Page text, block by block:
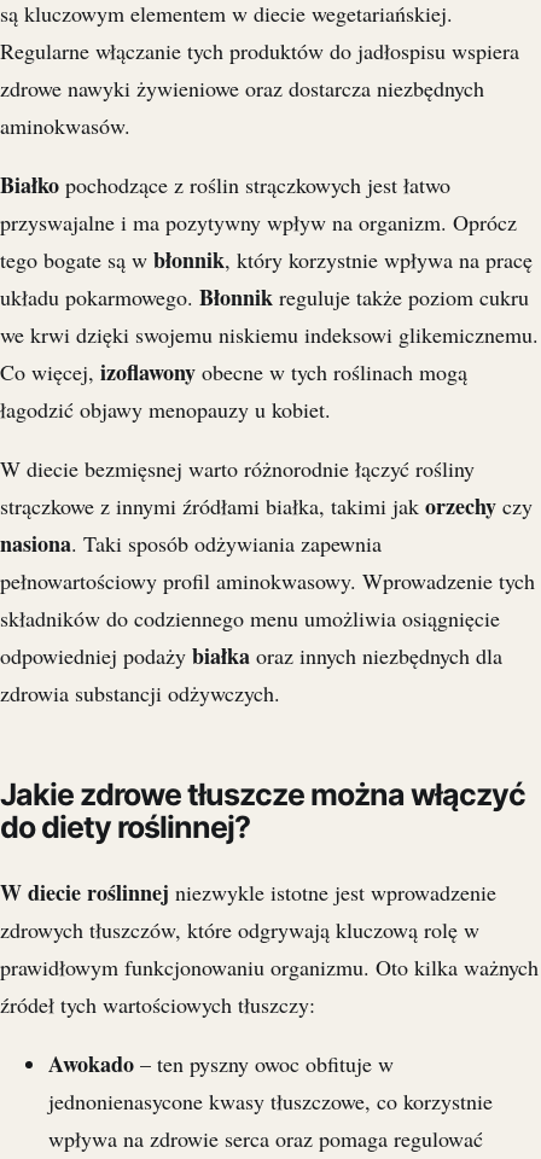
są kluczowym elementem w diecie wegetariańskiej.
Regularne włączanie tych produktów do jadłospisu wspiera
zdrowe nawyki żywieniowe oraz dostarcza niezbędnych
aminokwasów.
Białko pochodzące z roślin strączkowych jest łatwo
przyswajalne i ma pozytywny wpływ na organizm. Oprócz
tego bogate są w błonnik, który korzystnie wpływa na pracę
układu pokarmowego. Błonnik reguluje także poziom cukru
we krwi dzięki swojemu niskiemu indeksowi glikemicznemu.
Co więcej, izoflawony obecne w tych roślinach mogą
łagodzić objawy menopauzy u kobiet.
W diecie bezmięsnej warto różnorodnie łączyć rośliny
strączkowe z innymi źródłami białka, takimi jak orzechy czy
nasiona. Taki sposób odżywiania zapewnia
pełnowartościowy profil aminokwasowy. Wprowadzenie tych
składników do codziennego menu umożliwia osiągnięcie
odpowiedniej podaży białka oraz innych niezbędnych dla
zdrowia substancji odżywczych.
Jakie zdrowe tłuszcze można włączyć
do diety roślinnej?
W diecie roślinnej niezwykle istotne jest wprowadzenie
zdrowych tłuszczów, które odgrywają kluczową rolę w
prawidłowym funkcjonowaniu organizmu. Oto kilka ważnych
źródeł tych wartościowych tłuszczy:
Awokado – ten pyszny owoc obfituje w
jednonienasycone kwasy tłuszczowe, co korzystnie
wpływa na zdrowie serca oraz pomaga regulować